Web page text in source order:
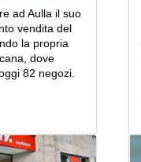
ad Aulla il suo
vendita del
la propria
dove
82 negozi.